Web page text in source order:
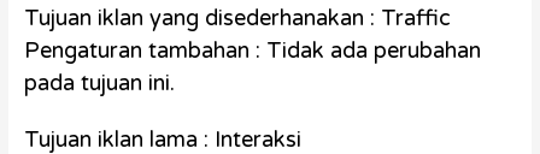
Tujuan iklan yang disederhanakan : Traffic
Pengaturan tambahan : Tidak ada perubahan
pada tujuan ini.
Tujuan iklan lama : Interaksi